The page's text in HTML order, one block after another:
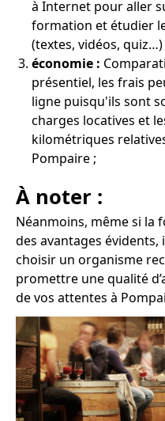
à Internet pour aller
formation et étudier
(textes, vidéos, quiz…)
économie :
présentiel, les frais
ligne puisqu'ils sont
charges locatives et
kilométriques
Pompaire ;
À noter :
Néanmoins, même si la
des avantages évidents,
choisir un organisme
promettre une qualité
de vos attentes à